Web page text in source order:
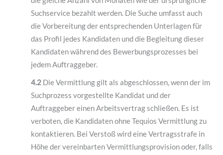
Suchservice bezahlt werden. Die Suche umfasst auch
die Vorbereitung der entsprechenden Unterlagen für
das Profil jedes Kandidaten und die Begleitung dieser
Kandidaten während des Bewerbungsprozesses bei
jedem Auftraggeber.
4.2Die Vermittlung gilt als abgeschlossen, wenn der im
Suchprozess vorgestellte Kandidat und der
Auftraggeber einen Arbeitsvertrag schließen. Es ist
verboten, die Kandidaten ohne Tequios Vermittlung zu
kontaktieren. Bei Verstoß wird eine Vertragsstrafe in
Höhe der vereinbarten Vermittlungsprovision oder, falls